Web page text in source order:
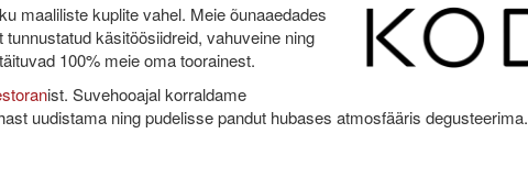
maaliliste kuplite vahel. Meie õunaaedades
käsitöösiidreid, vahuveine ning
100% meie oma toorainest.
ist. Suvehooajal korraldame
uudistama ning pudelisse pandut hubases atmosfääris degusteerima.